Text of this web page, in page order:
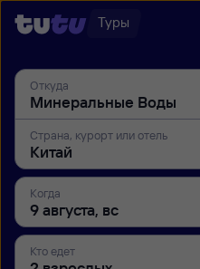
Туры
Откуда
Страна, курорт или отель
Когда
Кто едет